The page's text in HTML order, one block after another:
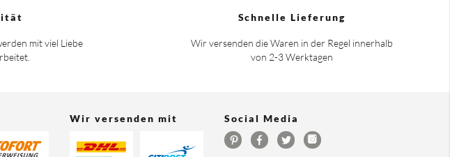
mit viel Liebe
Schnelle Lieferung
Wir versenden die Waren in der Regel innerhalb
von 2-3 Werktagen
Wir versenden mit Social Media